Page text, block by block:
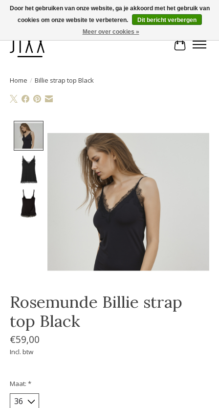
Voor 14.00 uur besteld, vandaag verstuurd | Gratis verzending vanaf € 75
Home / Billie strap top Black
Rosemunde Billie strap
top Black
€59,00
Incl. btw
Maat: *
Door het gebruiken van onze website, ga je akkoord met het gebruik van
cookies om onze website te verbeteren.
Dit bericht verbergen
Meer over cookies »